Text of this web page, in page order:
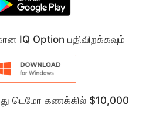
IQ Option பதிவிறக்கவும்
டெமோ கணக்கில் $10,000